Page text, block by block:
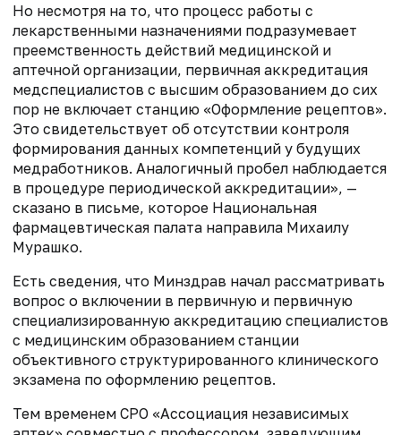
Но несмотря на то, что процесс работы с
лекарственными назначениями подразумевает
преемственность действий медицинской и
аптечной организации, первичная аккредитация
медспециалистов с высшим образованием до сих
пор не включает станцию «Оформление рецептов».
Это свидетельствует об отсутствии контроля
формирования данных компетенций у будущих
медработников. Аналогичный пробел наблюдается
в процедуре периодической аккредитации», —
сказано в письме, которое Национальная
фармацевтическая палата направила Михаилу
Мурашко.
Есть сведения, что Минздрав начал рассматривать
вопрос о включении в первичную и первичную
специализированную аккредитацию специалистов
с медицинским образованием станции
объективного структурированного клинического
экзамена по оформлению рецептов.
Тем временем СРО «Ассоциация независимых